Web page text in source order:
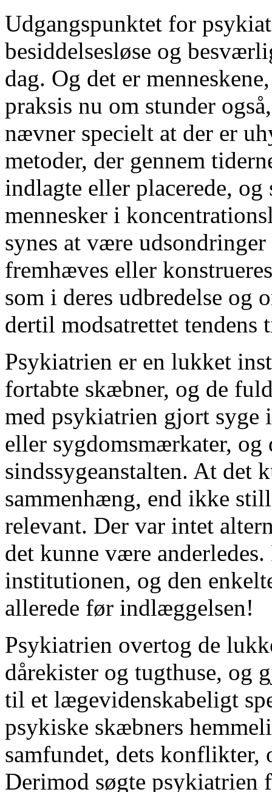
Udgangspunktet for
besiddelsesløse og
dag. Og det er
praksis nu om stunder
nævner specielt at der er
metoder, der gennem
indlagte eller placerede, og
mennesker i
synes at være
fremhæves eller
som i deres udbredelse og
dertil modsatrettet tendens
Psykiatrien er en lukket
fortabte skæbner, og de
med psykiatrien gjort syge
eller sygdomsmærkater, og
sindssygeanstalten. At det
sammenhæng, end ikke
relevant. Der var intet
det kunne være
institutionen, og den
allerede før indlæggelsen!
Psykiatrien overtog de
dårekister og tugthuse, og
til et lægevidenskabeligt
psykiske skæbners
samfundet, dets konflikter,
Derimod søgte psykiatrien